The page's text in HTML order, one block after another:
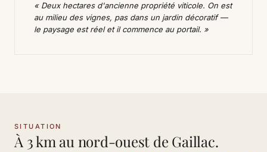
« Deux hectares d'ancienne propriété viticole. On est
au milieu des vignes, pas dans un jardin décoratif —
le paysage est réel et il commence au portail. »
SITUATION
À 3 km au nord-ouest de Gaillac.